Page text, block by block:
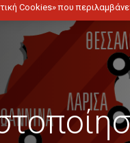
Cookies» που